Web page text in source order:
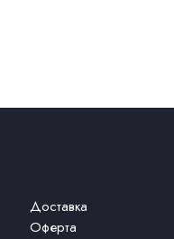
Доставка
Оферта